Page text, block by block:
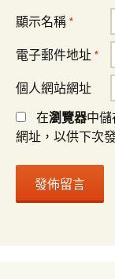
顯示名稱 *
電子郵件地址 *
個人網站網址
在瀏覽器中
網址，以供下次